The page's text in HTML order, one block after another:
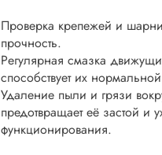
Проверка крепежей и
прочность.
Регулярная смазка
способствует их
Удаление пыли и грязи
предотвращает её застой и
функционирования.